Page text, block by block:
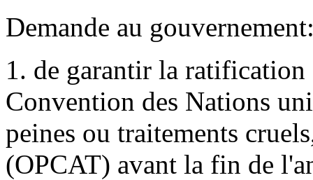
Demande au
1. de garantir la
Convention des Nations
peines ou traitements
(OPCAT) avant la fin de